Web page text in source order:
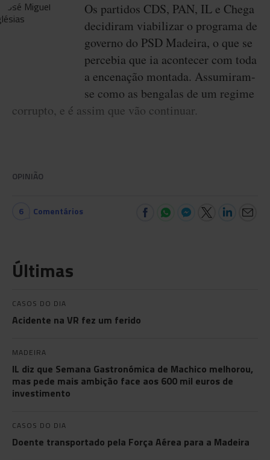
Os partidos CDS, PAN, IL e Chega
decidiram viabilizar o programa de
governo do PSD Madeira, o que se
percebia que ia acontecer com toda
a encenação montada. Assumiram-
se como as bengalas de um regime
corrupto, e é assim que vão continuar.
OPINIÃO
6 Comentários
Últimas
CASOS DO DIA
Acidente na VR fez um ferido
MADEIRA
IL diz que Semana Gastronómica de Machico melhorou,
mas pede mais ambição face aos 600 mil euros de
investimento
CASOS DO DIA
Doente transportado pela Força Aérea para a Madeira